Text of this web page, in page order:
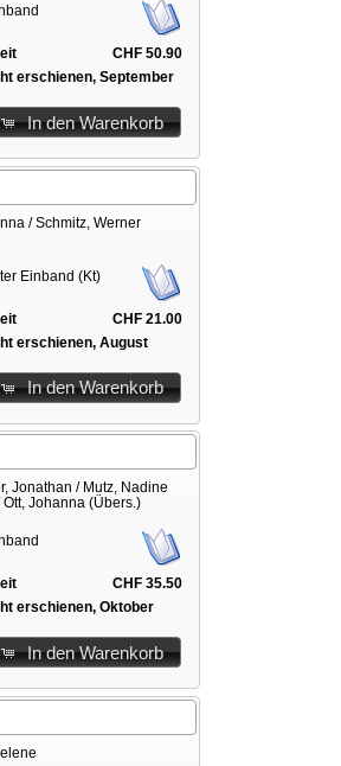
CHF 50.90
erschienen, September
In den Warenkorb
/ Schmitz, Werner
Einband (Kt)
CHF 21.00
erschienen, August
In den Warenkorb
Jonathan / Mutz, Nadine
Ott, Johanna (Übers.)
CHF 35.50
erschienen, Oktober
In den Warenkorb